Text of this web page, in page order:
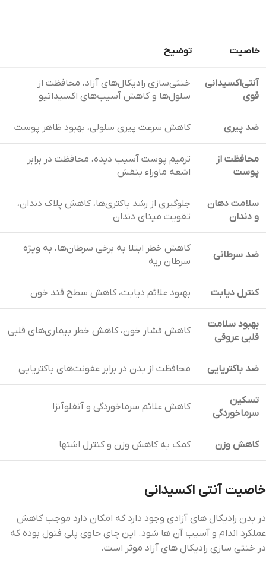
خاصیت توضیح
آنتی‌اکسیدانی
قوی
خنثی‌سازی رادیکال‌های آزاد، محافظت از
سلول‌ها و کاهش آسیب‌های اکسیداتیو
ضد پیری کاهش سرعت پیری سلولی، بهبود ظاهر پوست
محافظت از
پوست
ترمیم پوست آسیب دیده، محافظت در برابر
اشعه ماوراء بنفش
سلامت دهان
و دندان
جلوگیری از رشد باکتری‌ها، کاهش پلاک دندان،
تقویت مینای دندان
ضد سرطانی
کاهش خطر ابتلا به برخی سرطان‌ها، به ویژه
سرطان ریه
کنترل دیابت بهبود علائم دیابت، کاهش سطح قند خون
بهبود سلامت
قلبی عروقی
کاهش فشار خون، کاهش خطر بیماری‌های قلبی
ضد باکتریایی محافظت از بدن در برابر عفونت‌های باکتریایی
تسکین
سرماخوردگی
کاهش علائم سرماخوردگی و آنفلوآنزا
کاهش وزن کمک به کاهش وزن و کنترل اشتها
خاصیت آنتی اکسیدانی
در بدن رادیکال ‌های آزادی وجود دارد که امکان دارد موجب کاهش
عملکرد اندام و آسیب آن ها شود. این چای حاوی پلی فنول بوده که
در خنثی سازی رادیکال ‌های آزاد موثر است.